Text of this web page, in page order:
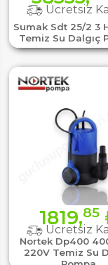
Sumak Sdt 25/2 3
Temiz Su Dalgıç
Ücretsiz
Nortek Dp400
220V Temiz Su
1819,85
Ücretsiz